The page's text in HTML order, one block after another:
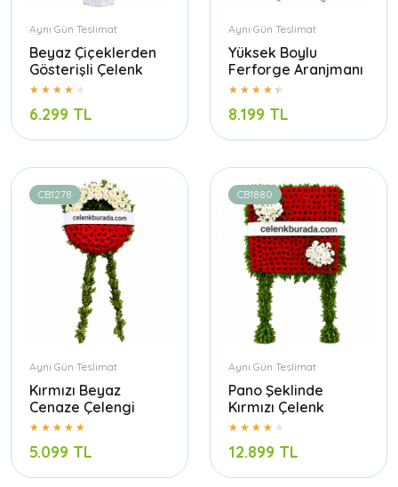
Aynı Gün Teslimat
Beyaz Çiçeklerden
Gösterişli Çelenk
6.299 TL
Aynı Gün Teslimat
Yüksek Boylu
Ferforge Aranjmanı
8.199 TL
CB1278
Aynı Gün Teslimat
Kırmızı Beyaz
Cenaze Çelengi
5.099 TL
CB1880
Aynı Gün Teslimat
Pano Şeklinde
Kırmızı Çelenk
12.899 TL